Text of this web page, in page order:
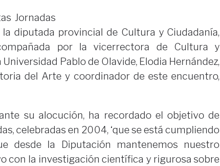
Jornadas
diputada provincial de Cultura y Ciudadanía,
por la vicerrectora de Cultura y
Pablo de Olavide, Elodia Hernández,
del Arte y coordinador de este encuentro,
su alocución, ha recordado el objetivo de
celebradas en 2004, ‘que se está cumpliendo
desde la Diputación mantenemos nuestro
con la investigación científica y rigurosa sobre